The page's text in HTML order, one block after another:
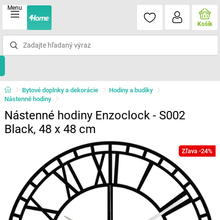
Menu
Košík
Bytové doplnky a dekorácie
Hodiny a budíky
Nástenné hodiny
Nástenné hodiny Enzoclock - S002
Black, 48 x 48 cm
Zľava -24%